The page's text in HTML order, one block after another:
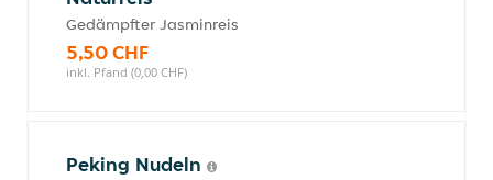
Gedämpfter Jasminreis
5,50 CHF
inkl. Pfand (0,00 CHF)
Peking Nudeln